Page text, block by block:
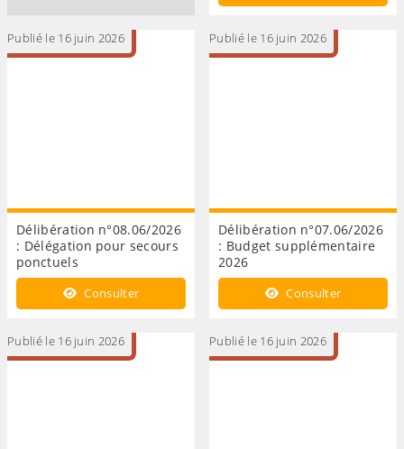
Publié le 16 juin 2026
Délibération n°08.06/2026
: Délégation pour secours
ponctuels
Consulter
Publié le 16 juin 2026
Délibération n°07.06/2026
: Budget supplémentaire
2026
Consulter
Publié le 16 juin 2026 Publié le 16 juin 2026